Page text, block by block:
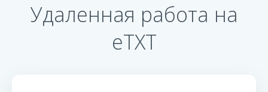
Удаленная работа на
eTXT